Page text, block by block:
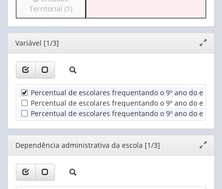
valor):
apenas
1
escola
(1)
para
o
cabeçalho
(possui
apenas
valor):
Unidade
Territorial
(1)
Territorial (1)
Editor
janela
Variável [1/3]
Percentual de escolares frequentando o 9º ano do
Percentual de escolares frequentando o 9º ano do
Percentual de escolares frequentando o 9º ano do
Editor
janela
Dependência administrativa da escola [1/3]